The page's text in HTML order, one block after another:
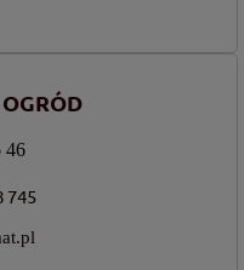
46
745